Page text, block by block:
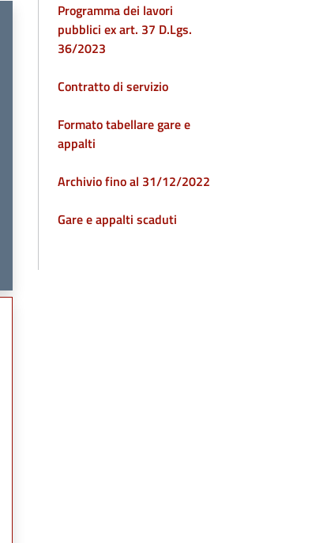
Programma dei lavori
pubblici ex art. 37 D.Lgs.
36/2023
Contratto di servizio
Formato tabellare gare e
appalti
Archivio fino al 31/12/2022
Gare e appalti scaduti